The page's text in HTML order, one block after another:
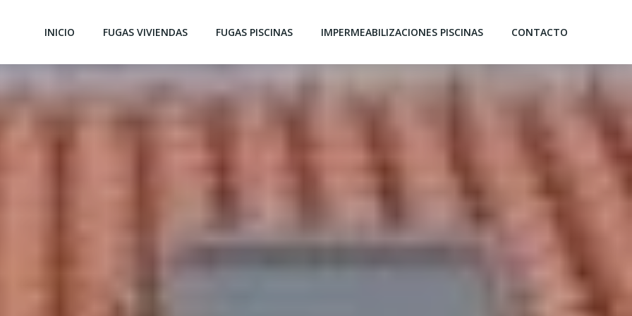
INICIO FUGAS VIVIENDAS FUGAS PISCINAS IMPERMEABILIZACIONES PISCINAS CONTACTO